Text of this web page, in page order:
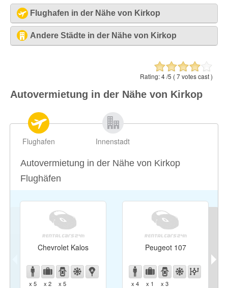
Rating:4/5 (7votes cast )
Autovermietung in der Nähe von Kirkop
Flughafen Innenstadt
Autovermietung in der Nähe von Kirkop
Flughäfen
Chevrolet Kalos
x 5 x 2 x 5
Peugeot 107
x 4 x 1 x 3
Flughafen in der Nähe von Kirkop
Malta - Flughafen [MLA]
Andere Städte in der Nähe von Kirkop
Gudja1.11 ml / 1.78 km
Luqa